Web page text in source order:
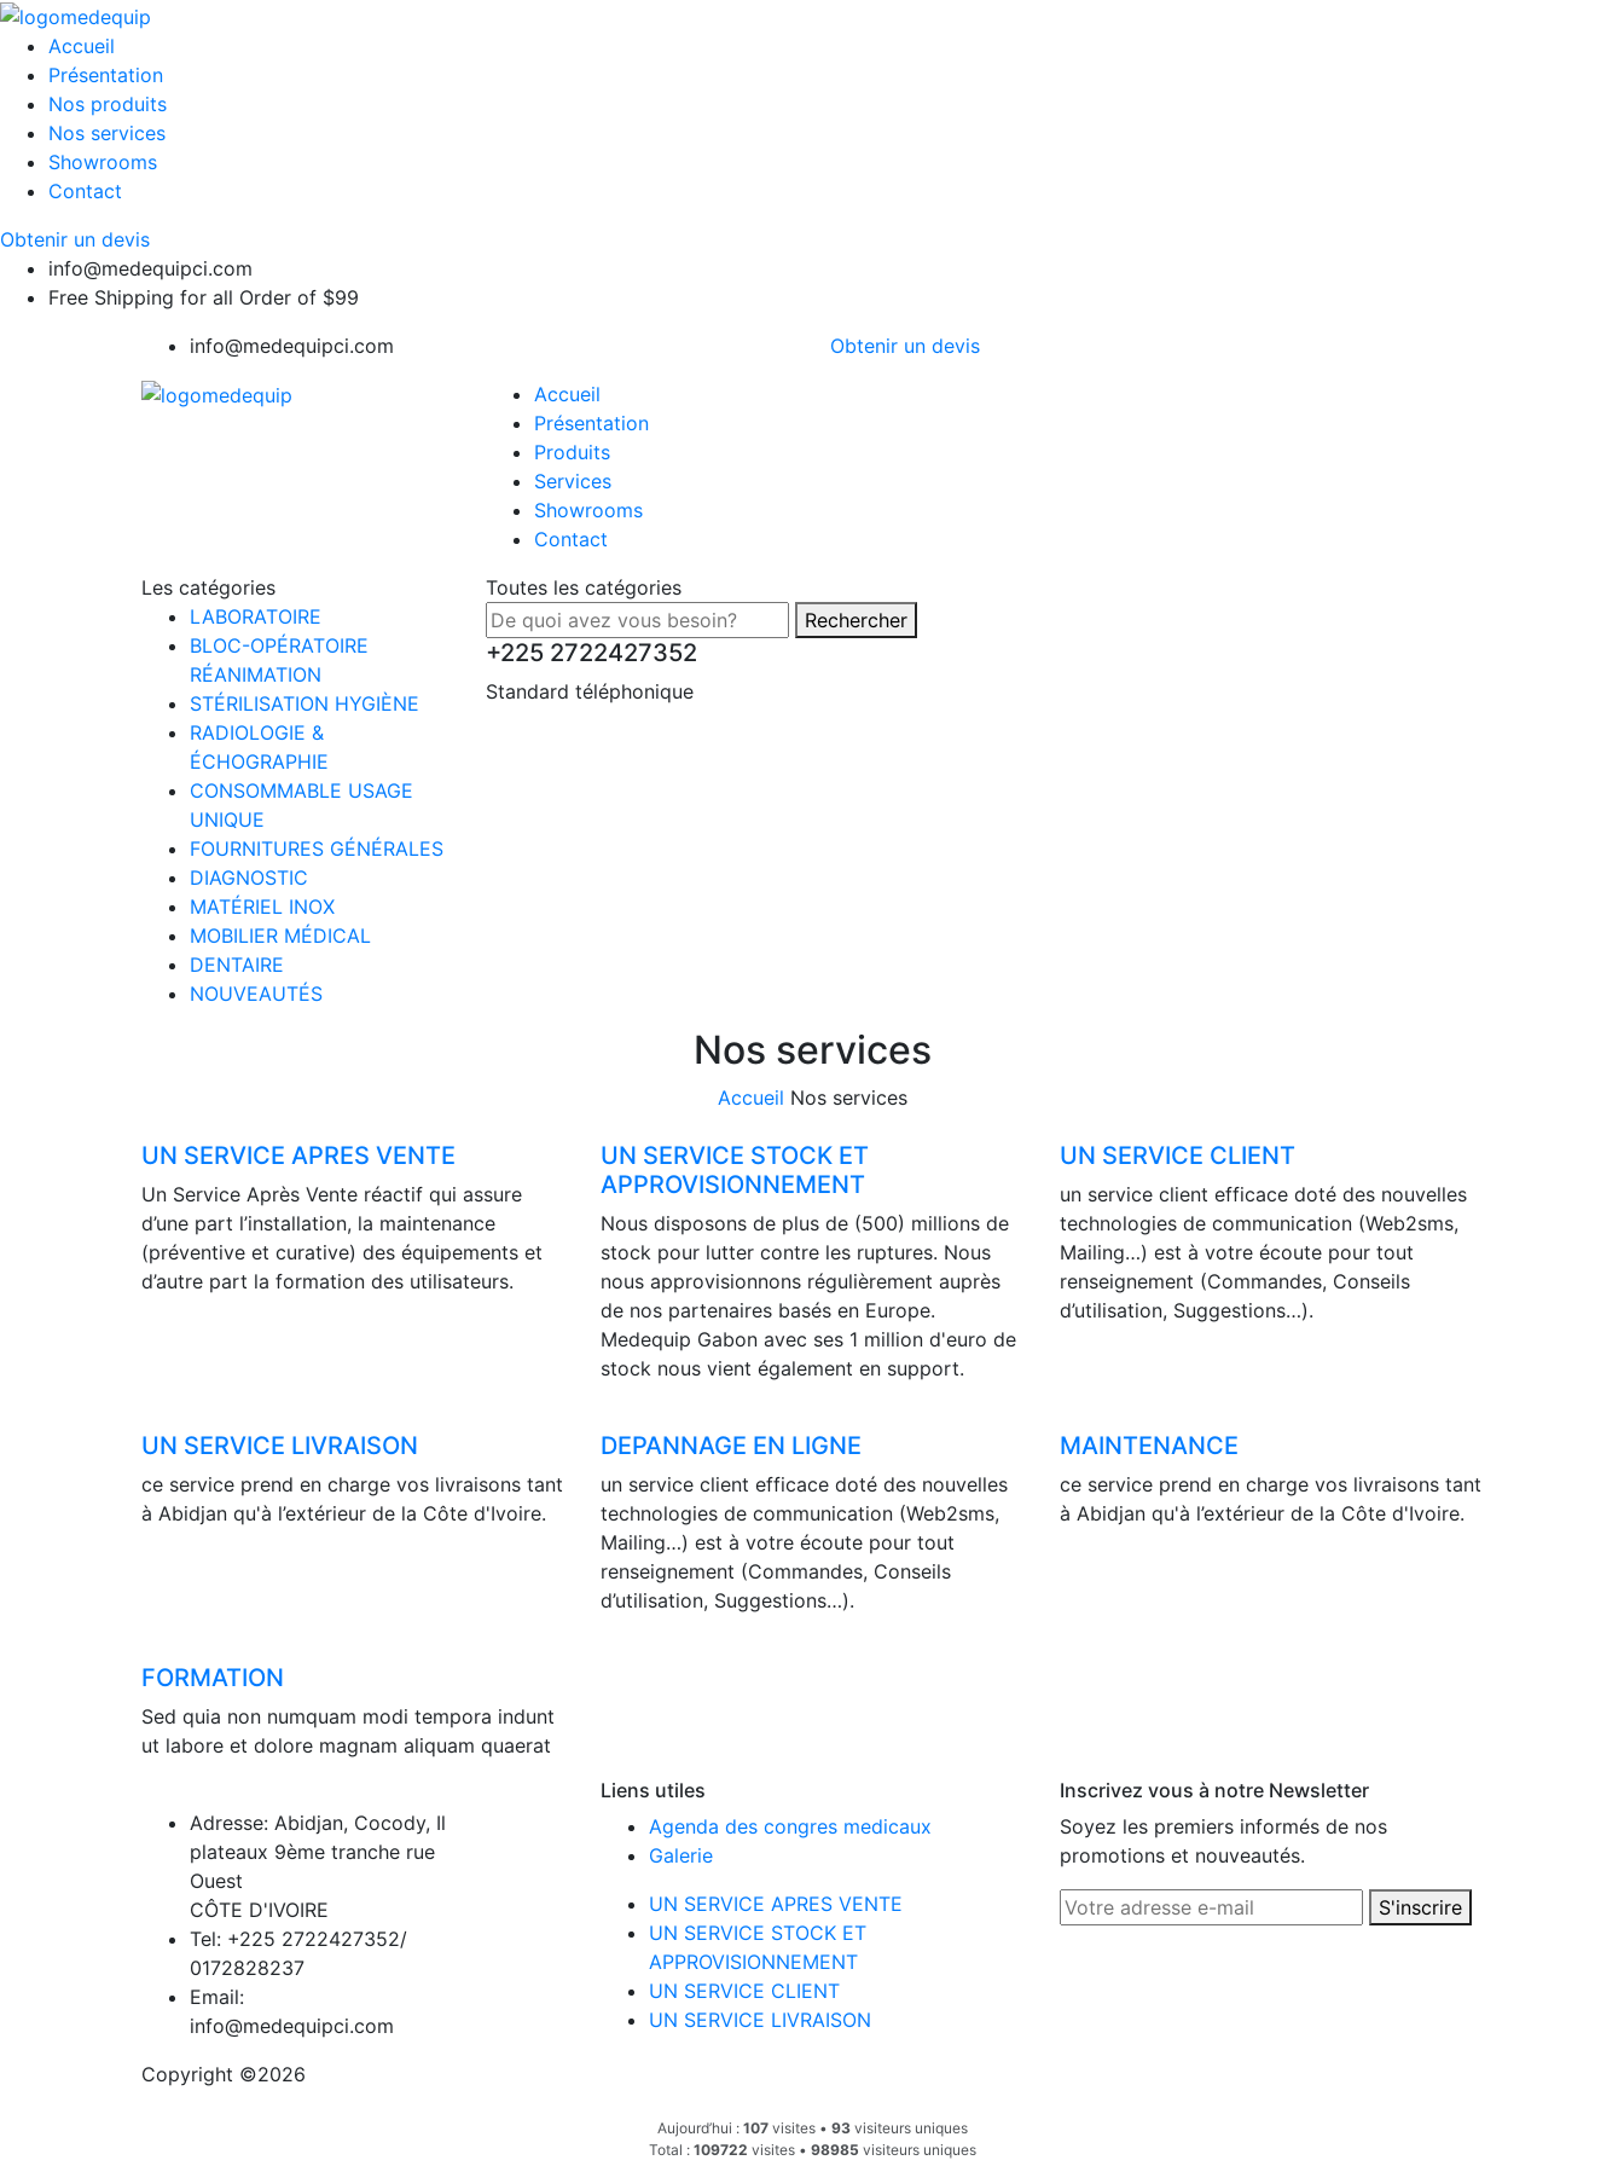
Accueil
Présentation
Nos produits
Nos services
Showrooms
Contact
Obtenir un devis
info@medequipci.com
Free Shipping for all Order of $99
info@medequipci.com
Obtenir un devis
Accueil
Présentation
Produits
Services
Showrooms
Contact
Les catégories
LABORATOIRE
BLOC-OPÉRATOIRE
RÉANIMATION
STÉRILISATION HYGIÈNE
RADIOLOGIE &
ÉCHOGRAPHIE
CONSOMMABLE USAGE
UNIQUE
FOURNITURES GÉNÉRALES
DIAGNOSTIC
MATÉRIEL INOX
MOBILIER MÉDICAL
DENTAIRE
NOUVEAUTÉS
Toutes les catégories
Rechercher
+225 2722427352
Standard téléphonique
Nos services
Accueil Nos services
UN SERVICE APRES VENTE
Un Service Après Vente réactif qui assure
d’une part l’installation, la maintenance
(préventive et curative) des équipements et
d’autre part la formation des utilisateurs.
UN SERVICE STOCK ET
APPROVISIONNEMENT
Nous disposons de plus de (500) millions de
stock pour lutter contre les ruptures. Nous
nous approvisionnons régulièrement auprès
de nos partenaires basés en Europe.
Medequip Gabon avec ses 1 million d'euro de
stock nous vient également en support.
UN SERVICE CLIENT
un service client efficace doté des nouvelles
technologies de communication (Web2sms,
Mailing…) est à votre écoute pour tout
renseignement (Commandes, Conseils
d’utilisation, Suggestions…).
UN SERVICE LIVRAISON
ce service prend en charge vos livraisons tant
à Abidjan qu'à l’extérieur de la Côte d'Ivoire.
DEPANNAGE EN LIGNE
un service client efficace doté des nouvelles
technologies de communication (Web2sms,
Mailing…) est à votre écoute pour tout
renseignement (Commandes, Conseils
d’utilisation, Suggestions…).
MAINTENANCE
ce service prend en charge vos livraisons tant
à Abidjan qu'à l’extérieur de la Côte d'Ivoire.
FORMATION
Sed quia non numquam modi tempora indunt
ut labore et dolore magnam aliquam quaerat
Adresse: Abidjan, Cocody, Il
plateaux 9ème tranche rue
Ouest
CÔTE D'IVOIRE
Tel: +225 2722427352/
0172828237
Email:
info@medequipci.com
Liens utiles
Agenda des congres medicaux
Galerie
UN SERVICE APRES VENTE
UN SERVICE STOCK ET
APPROVISIONNEMENT
UN SERVICE CLIENT
UN SERVICE LIVRAISON
Inscrivez vous à notre Newsletter
Soyez les premiers informés de nos
promotions et nouveautés.
S'inscrire
Copyright ©2026
Aujourd’hui : 107visites • 93visiteurs uniques
Total : 109722 visites • 98985 visiteurs uniques